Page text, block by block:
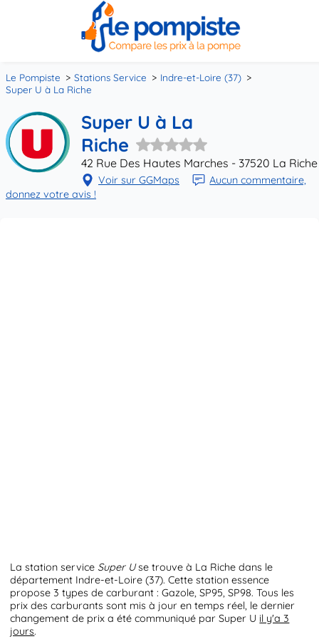
Le Pompiste Stations Service
Indre-et-Loire (37)
Super U à La Riche
Super U à La
Riche
42 Rue Des Hautes Marches - 37520 La Riche
Voir sur GGMaps
Aucun commentaire,
donnez votre avis !
La station service Super Use trouve à La Riche dans le
département Indre-et-Loire (37). Cette station essence
propose 3 types de carburant : Gazole, SP95, SP98. Tous les
prix des carburants sont mis à jour en temps réel, le dernier
changement de prix a été communiqué par Super U il y'a 3
jours.